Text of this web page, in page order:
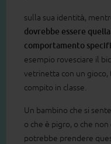
sulla sua identità,
dovrebbe essere
comportamento
esempio rovesciare il
vetrinetta con un gioco,
compito in classe.
Un bambino che si
o che è pigro, o che
potrebbe prendere